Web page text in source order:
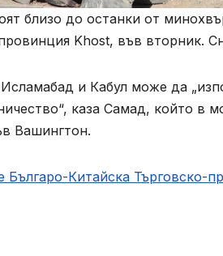
близо до останки от
Khost, във вторник.
и Кабул може да
каза Самад, който в
Вашингтон.
Българо-Китайска Търговско-